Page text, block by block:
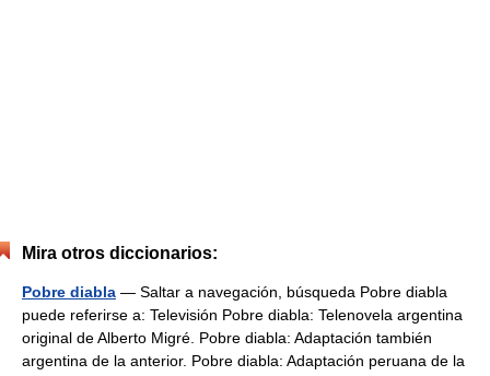
Mira otros diccionarios:
Pobre diabla — Saltar a navegación, búsqueda Pobre diabla
puede referirse a: Televisión Pobre diabla: Telenovela argentina
original de Alberto Migré. Pobre diabla: Adaptación también
argentina de la anterior. Pobre diabla: Adaptación peruana de la